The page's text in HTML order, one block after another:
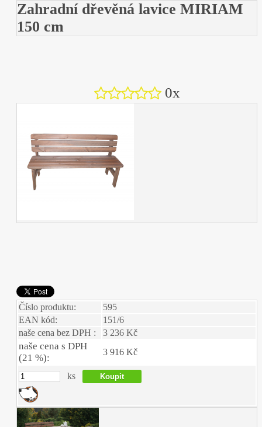
Zahradní dřevěná lavice MIRIAM
150 cm
0x
Číslo produktu:
595
EAN kód:
151/6
naše cena bez DPH :
3 236 Kč
naše cena s DPH
(21 %):
3 916 Kč
ks